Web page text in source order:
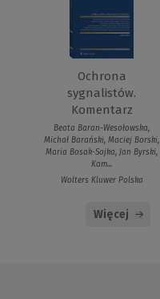
Ochrona
sygnalistów.
Komentarz
Beata Baran-Wesołowska,
Michał Barański, Maciej Borski,
Maria Bosak-Sojka, Jan Byrski,
Kam...
Wolters Kluwer Polska
Więcej